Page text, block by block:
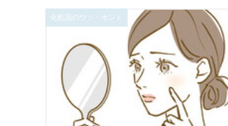
化粧品のウソ・ホント